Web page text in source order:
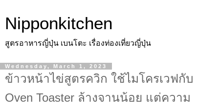
Nipponkitchen
สูตรอาหารญี่ปุ่น เบนโตะ เรื่องท่องเที่ยวญี่ปุ่น
Wednesday, March 1, 2023
ข้าวหน้าไข่สูตรควิก ใช้ไมโครเวฟกับ
Oven Toaster ล้างจานน้อย แต่ความ